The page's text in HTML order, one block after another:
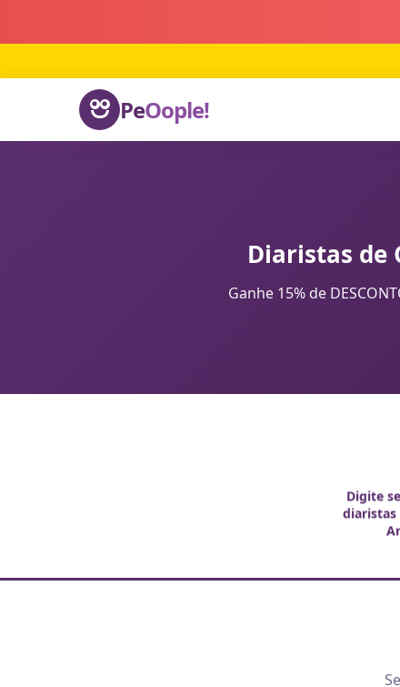
PeOople!
Diaristas de
Ganhe 15% de
Digite
diaristas